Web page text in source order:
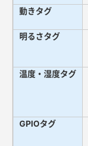
動きタグ
明るさタグ
温度・湿度タグ
GPIOタグ